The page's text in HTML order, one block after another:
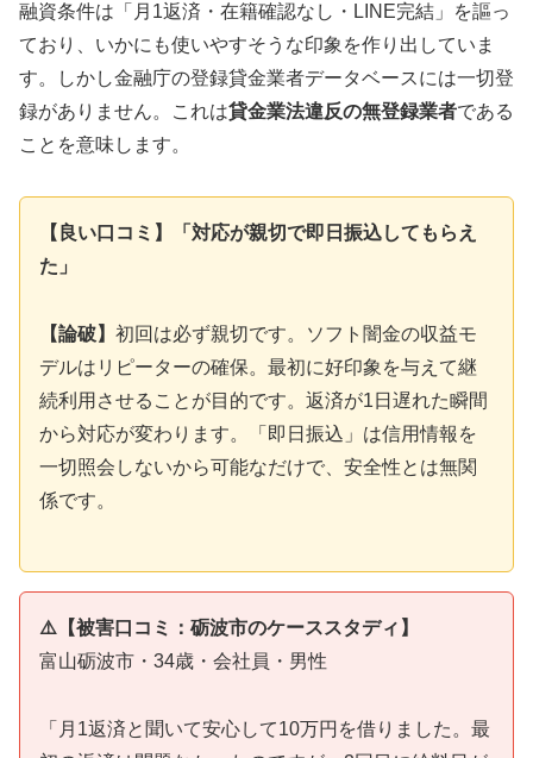
融資条件は「月1返済・在籍確認なし・LINE完結」を謳っ
ており、いかにも使いやすそうな印象を作り出していま
す。しかし金融庁の登録貸金業者データベースには一切登
録がありません。これは貸金業法違反の無登録業者である
ことを意味します。
【良い口コミ】「対応が親切で即日振込してもらえ
た」
【論破】 初回は必ず親切です。ソフト闇金の収益モ
デルはリピーターの確保。最初に好印象を与えて継
続利用させることが目的です。返済が1日遅れた瞬間
から対応が変わります。「即日振込」は信用情報を
一切照会しないから可能なだけで、安全性とは無関
係です。
⚠️【被害口コミ：砺波市のケーススタディ】
富山砺波市・34歳・会社員・男性
「月1返済と聞いて安心して10万円を借りました。最